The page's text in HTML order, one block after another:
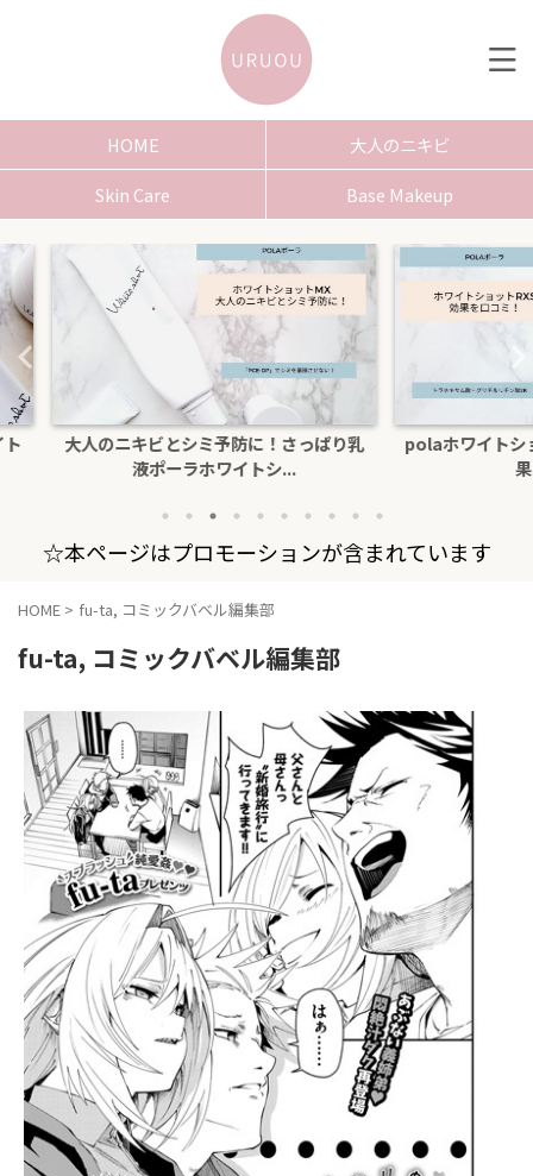
HOME
大人のニキビ
Skin Care
Base Makeup
っぱり乳
polaホワイトショットクリームRXSの効
果を口コミ
色白に
☆本ページはプロモーションが含まれています
HOME > fu-ta, コミックバベル編集部
fu-ta, コミックバベル編集部